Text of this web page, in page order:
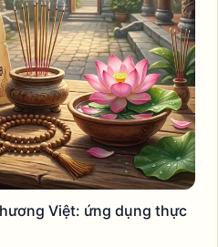
Việt: ứng dụng thực